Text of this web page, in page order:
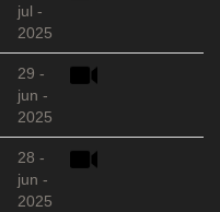
jul -
2025
29 -
jun -
2025
28 -
jun -
2025